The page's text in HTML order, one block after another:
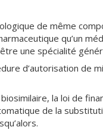
de même
qu’un
une spécialité
d’autorisation de
la loi de
de la